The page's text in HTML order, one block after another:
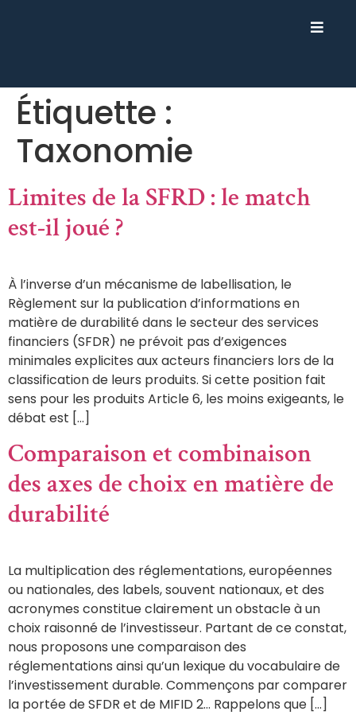
Étiquette :
Taxonomie
Limites de la SFRD : le match
est-il joué ?
À l’inverse d’un mécanisme de labellisation, le
Règlement sur la publication d’informations en
matière de durabilité dans le secteur des services
financiers (SFDR) ne prévoit pas d’exigences
minimales explicites aux acteurs financiers lors de la
classification de leurs produits. Si cette position fait
sens pour les produits Article 6, les moins exigeants, le
débat est […]
Comparaison et combinaison
des axes de choix en matière de
durabilité
La multiplication des réglementations, européennes
ou nationales, des labels, souvent nationaux, et des
acronymes constitue clairement un obstacle à un
choix raisonné de l’investisseur. Partant de ce constat,
nous proposons une comparaison des
réglementations ainsi qu’un lexique du vocabulaire de
l’investissement durable. Commençons par comparer
la portée de SFDR et de MIFID 2… Rappelons que […]